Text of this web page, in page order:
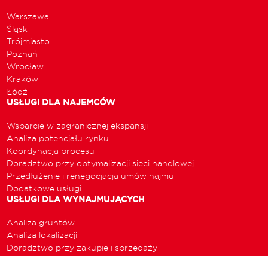
Warszawa
Śląsk
Trójmiasto
Poznań
Wrocław
Kraków
Łódź
USŁUGI DLA NAJEMCÓW
Wsparcie w zagranicznej ekspansji
Analiza potencjału rynku
Koordynacja procesu
Doradztwo przy optymalizacji sieci handlowej
Przedłużenie i renegocjacja umów najmu
Dodatkowe usługi
USŁUGI DLA WYNAJMUJĄCYCH
Analiza gruntów
Analiza lokalizacji
Doradztwo przy zakupie i sprzedaży